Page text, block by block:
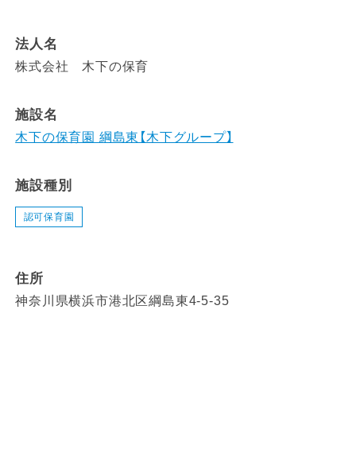
法人名
株式会社 木下の保育
施設名
木下の保育園 綱島東【木下グループ】
施設種別
認可保育園
住所
神奈川県横浜市港北区綱島東4-5-35